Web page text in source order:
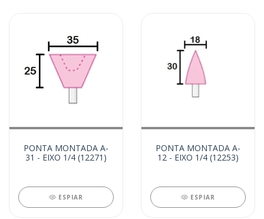
PONTA MONTADA A-
31 - EIXO 1/4 (12271)
ESPIAR
PONTA MONTADA A-
12 - EIXO 1/4 (12253)
ESPIAR